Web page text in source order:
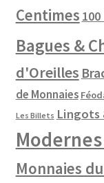
Centimes
Bagues &
d'Oreilles
de Monnaies
Les Billets Lingots
Monnaies